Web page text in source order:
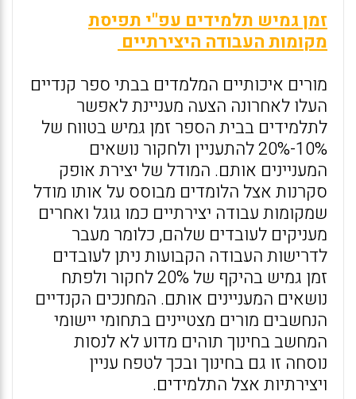
זמן גמיש תלמידים עפ"י תפיסת
מקומות העבודה היצירתיים
מורים איכותיים המלמדים בבתי ספר קנדיים
העלו לאחרונה הצעה מעניינת לאפשר
לתלמידים בבית הספר זמן גמיש בטווח של
10%-20% להתעניין ולחקור נושאים
המעניינים אותם. המודל של יצירת אופק
סקרנות אצל הלומדים מבוסס על אותו מודל
שמקומות עבודה יצירתיים כמו גוגל ואחרים
מעניקים לעובדים שלהם, כלומר מעבר
לדרישות העבודה הקבועות ניתן לעובדים
זמן גמיש בהיקף של 20% לחקור ולפתח
נושאים המעניינים אותם. המחנכים הקנדיים
הנחשבים מורים מצטיינים בתחומי יישומי
המחשב בחינוך תוהים מדוע לא לנסות
נוסחה זו גם בחינוך ובכך לטפח עניין
ויצירתיות אצל התלמידים.